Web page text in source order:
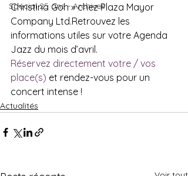
Spécial 25 ans - Archives
Christina Goh » chez Plaza Mayor
Company Ltd.Retrouvez les
informations utiles sur votre Agenda
Jazz du mois d’avril.
Réservez directement votre / vos
place(s) et rendez-vous pour un
concert intense !
Actualités